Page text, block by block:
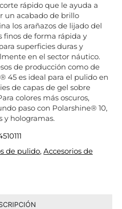
rápido que le ayuda a
un acabado de brillo
los arañazos de lijado del
finos de forma rápida y
superficies duras y
en el sector náutico.
de producción como de
45 es ideal para el pulido en
de capas de gel sobre
colores más oscuros,
paso con Polarshine® 10,
y hologramas.
de pulido, Accesorios de